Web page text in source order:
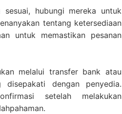
sesuai, hubungi mereka untuk
tentang ketersediaan
untuk memastikan pesanan
melalui transfer bank atau
dengan penyedia.
setelah melakukan